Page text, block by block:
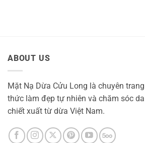
ABOUT US
Mặt Nạ Dừa Cửu Long là chuyên
thức làm đẹp tự nhiên và chăm sóc
chiết xuất từ dừa Việt Nam.